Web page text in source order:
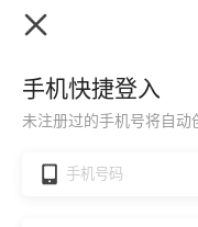
手机快捷登入
未注册过的手机号将自动